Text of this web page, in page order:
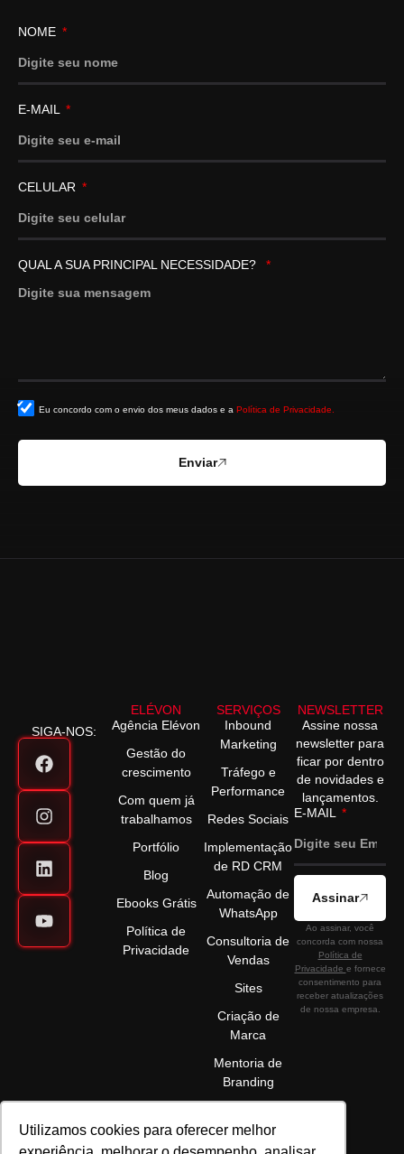
Utilizamos cookies para oferecer melhor
NOME
E-MAIL
CELULAR
QUAL A SUA PRINCIPAL NECESSIDADE?
Eu concordo com o envio dos meus dados e a Política de Privacidade.
Enviar
SIGA-NOS:
ELÉVON
Agência Elévon
Gestão do
crescimento
Com quem já
trabalhamos
Portfólio
Blog
Ebooks Grátis
Política de
Privacidade
SERVIÇOS
Inbound
Marketing
Tráfego e
Performance
Redes Sociais
Implementação
de RD CRM
Automação de
WhatsApp
Consultoria de
Vendas
Sites
Criação de
Marca
Mentoria de
Branding
NEWSLETTER
Assine nossa
newsletter para
ficar por dentro
de novidades e
lançamentos.
E-MAIL
Assinar
Ao assinar, você
concorda com nossa
Política de
Privacidade e fornece
consentimento para
receber atualizações
de nossa empresa.